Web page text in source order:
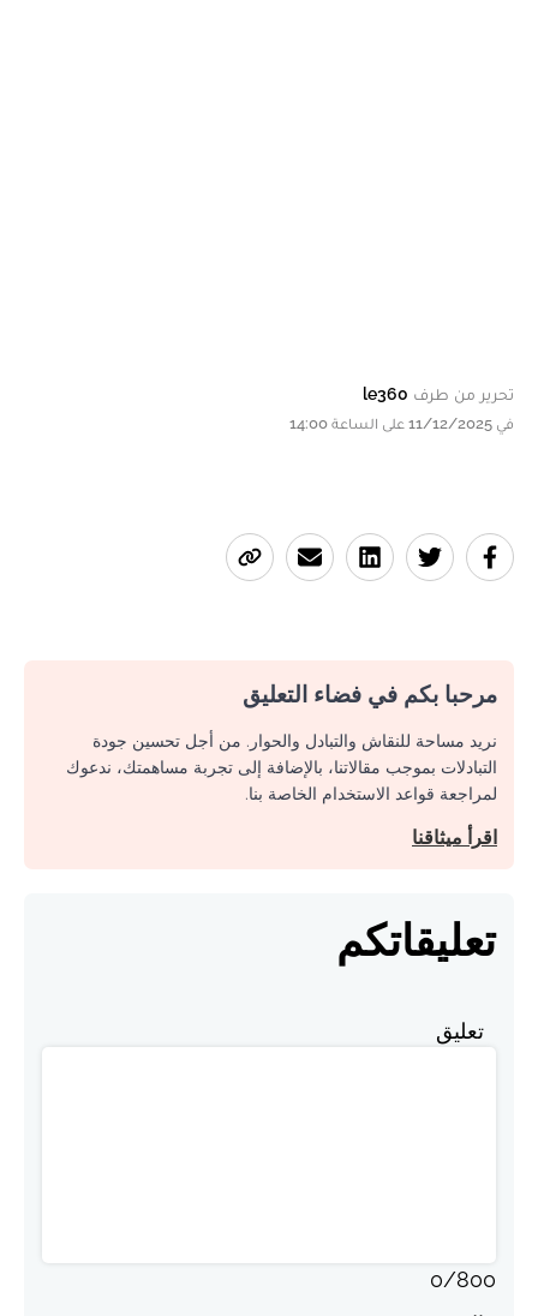
تحرير من طرف le360
في 11/12/2025 على الساعة 14:00
مرحبا بكم في فضاء التعليق
نريد مساحة للنقاش والتبادل والحوار. من أجل تحسين جودة
التبادلات بموجب مقالاتنا، بالإضافة إلى تجربة مساهمتك، ندعوك
لمراجعة قواعد الاستخدام الخاصة بنا.
اقرأ ميثاقنا
تعليقاتكم
تعليق
0/800